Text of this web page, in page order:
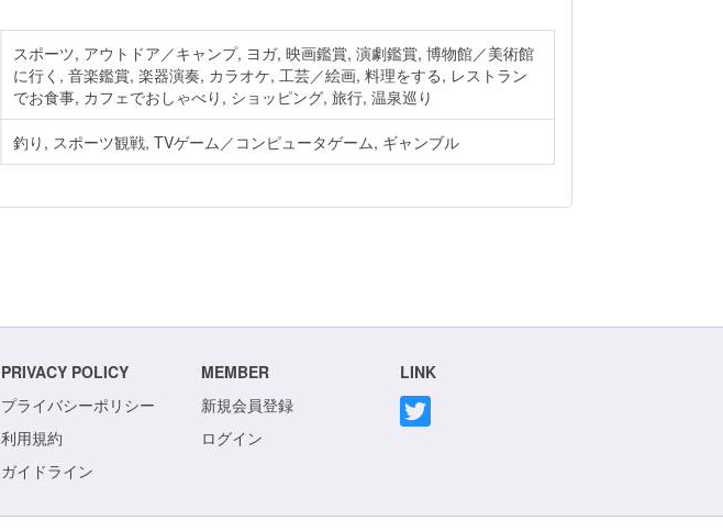
スポーツ, アウトドア／キャンプ, ヨガ, 映画鑑賞, 演劇鑑賞, 博物館／美術館
に行く, 音楽鑑賞, 楽器演奏, カラオケ, 工芸／絵画, 料理をする, レストラン
でお食事, カフェでおしゃべり, ショッピング, 旅行, 温泉巡り
釣り, スポーツ観戦, TVゲーム／コンピュータゲーム, ギャンブル
PRIVACY POLICY
プライバシーポリシー
利用規約
ガイドライン
MEMBER
新規会員登録
ログイン
LINK